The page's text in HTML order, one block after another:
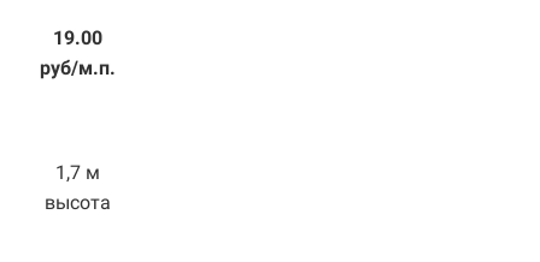
19.00
руб/м.п.
1,7 м
высота